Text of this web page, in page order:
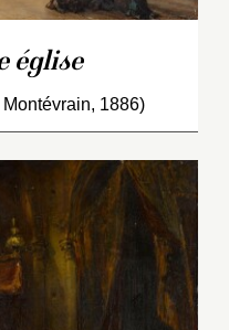
église
1886)